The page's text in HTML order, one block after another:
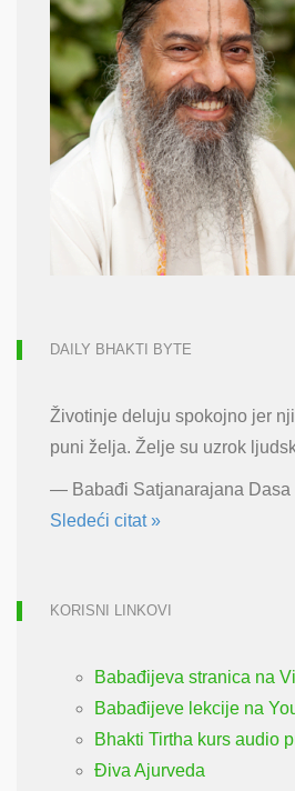
DAILY BHAKTI BYTE
Životinje deluju spokojno jer
puni želja. Želje su uzrok
— Babađi Satjanarajana Dasa
Sledeći citat »
KORISNI LINKOVI
Babađijeva stranica na
Babađijeve lekcije na
Bhakti Tirtha kurs audio
Điva Ajurveda